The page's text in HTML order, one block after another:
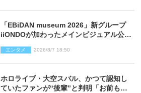
「EBiDAN museum 2026」新グループ
iiONDOが加わったメインビジュアル公
エンタメ 2026/8/7 18:50
ホロライブ・大空スバル、かつて認知し
ていたファンが“後輩”と判明「お前もし